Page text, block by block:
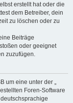
erstellt hat oder die
dem Betreiber, dein
zu löschen oder zu
Beiträge
oder geeignet
zuzufügen.
um eine unter der „
Foren-Software